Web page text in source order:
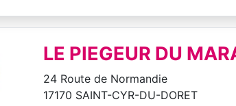
LE PIEGEUR DU
24 Route de Normandie
17170 SAINT-CYR-DU-DORET